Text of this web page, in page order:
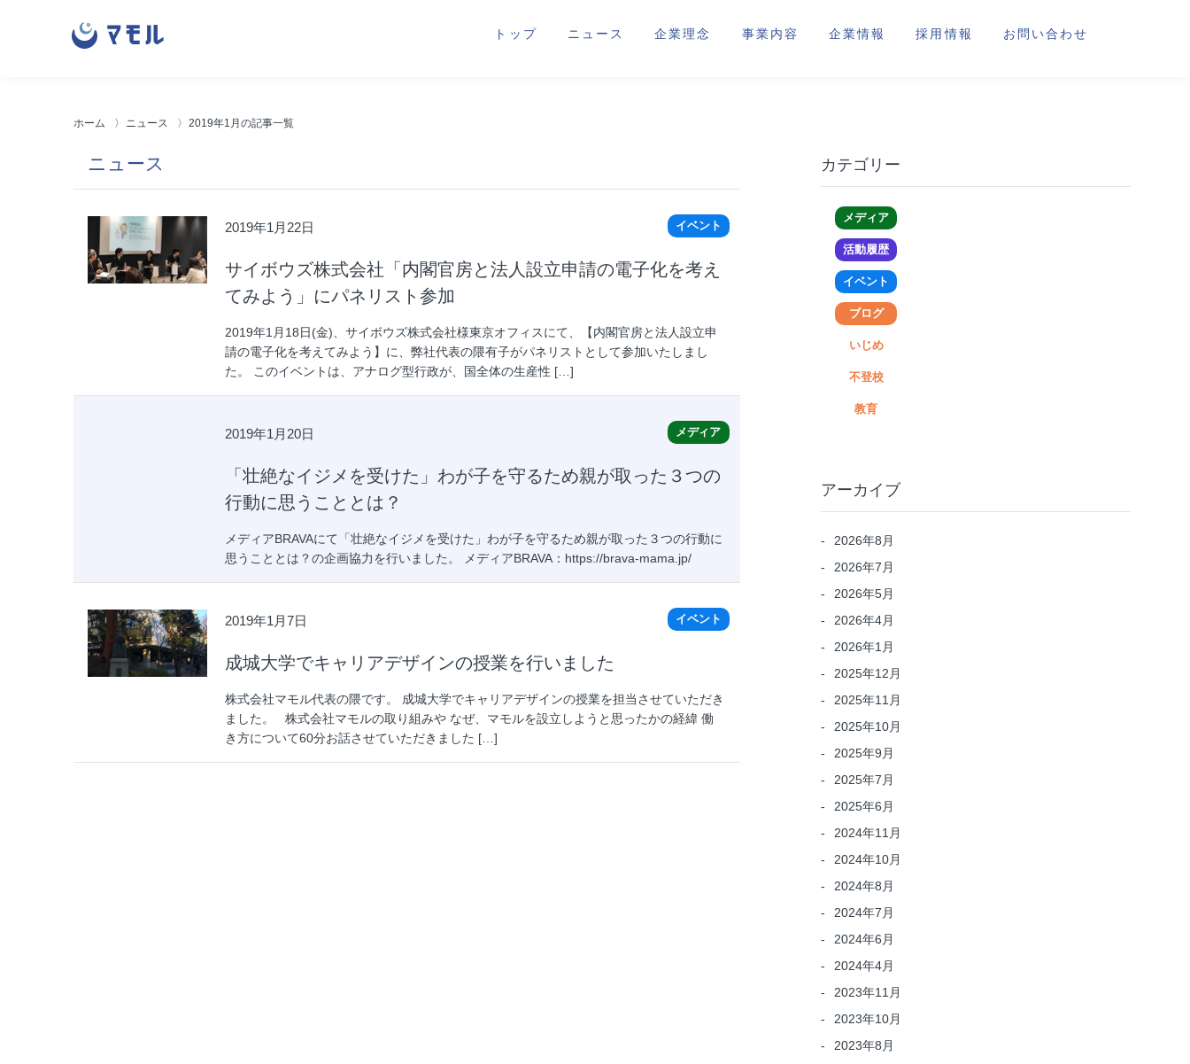
株
マ
トップ ニュース 企業理念 事業内容 企業情報 採用情報 お問い合わせ
ホーム ニュース 2019年1月の記事一覧
ニュース
2019年1月22日
サイボウズ株式会社「内閣官房と法人設立申請の電子化を考え
てみよう」にパネリスト参加
2019年1月18日(金)、サイボウズ株式会社様東京オフィスにて、【内閣官房と法人設立申
請の電子化を考えてみよう】に、弊社代表の隈有子がパネリストとして参加いたしまし
た。 このイベントは、アナログ型行政が、国全体の生産性 […]
イベント
2019年1月20日
「壮絶なイジメを受けた」わが子を守るため親が取った３つの
行動に思うこととは？
メディアBRAVAにて「壮絶なイジメを受けた」わが子を守るため親が取った３つの行動に
思うこととは？の企画協力を行いました。 メディアBRAVA：https://brava-mama.jp/
メディア
2019年1月7日
成城大学でキャリアデザインの授業を行いました
株式会社マモル代表の隈です。 成城大学でキャリアデザインの授業を担当させていただき
ました。 株式会社マモルの取り組みや なぜ、マモルを設立しようと思ったかの経緯 働
き方について60分お話させていただきました […]
イベント
カテゴリー
メディア
活動履歴
イベント
ブログ
いじめ
不登校
教育
アーカイブ
2026年8月
2026年7月
2026年5月
2026年4月
2026年1月
2025年12月
2025年11月
2025年10月
2025年9月
2025年7月
2025年6月
2024年11月
2024年10月
2024年8月
2024年7月
2024年6月
2024年4月
2023年11月
2023年10月
2023年8月